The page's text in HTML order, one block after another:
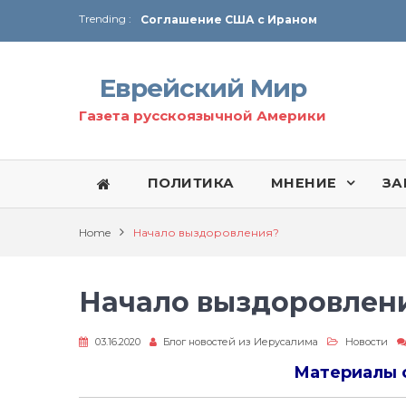
Trending :
Соглашение США с Ираном
Технология Революции в Иране
От Ирана до Ливана и Газы
Еврейский Мир
Газета русскоязычной Америки
ПОЛИТИКА МНЕНИЕ
Home Начало выздоровления?
Начало
03.16.2020 Блог новостей из Иерусалима Новости
Материалы